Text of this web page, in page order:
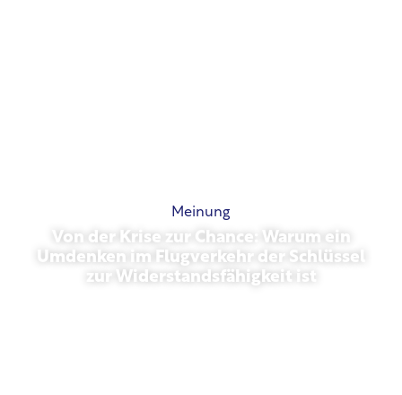
Meinung
Von der Krise zur Chance: Warum ein
Umdenken im Flugverkehr der Schlüssel
zur Widerstandsfähigkeit ist